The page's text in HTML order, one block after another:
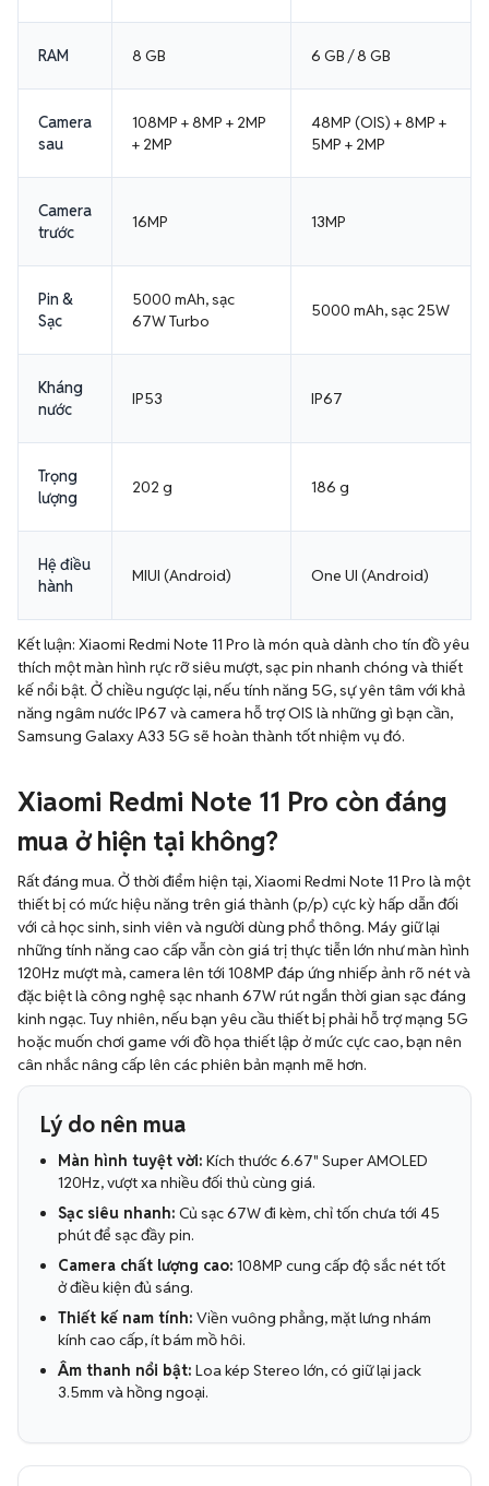
RAM 8 GB 6 GB / 8 GB
Camera
sau
108MP + 8MP + 2MP
+ 2MP
48MP (OIS) + 8MP +
5MP + 2MP
Camera
trước
16MP 13MP
Pin &
Sạc
5000 mAh, sạc
67W Turbo
5000 mAh, sạc 25W
Kháng
nước
IP53 IP67
Trọng
lượng
202 g 186 g
Hệ điều
hành
MIUI (Android) One UI (Android)
Kết luận: Xiaomi Redmi Note 11 Pro là món quà dành cho tín đồ yêu
thích một màn hình rực rỡ siêu mượt, sạc pin nhanh chóng và thiết
kế nổi bật. Ở chiều ngược lại, nếu tính năng 5G, sự yên tâm với khả
năng ngâm nước IP67 và camera hỗ trợ OIS là những gì bạn cần,
Samsung Galaxy A33 5G sẽ hoàn thành tốt nhiệm vụ đó.
Xiaomi Redmi Note 11 Pro còn đáng
mua ở hiện tại không?
Rất đáng mua. Ở thời điểm hiện tại, Xiaomi Redmi Note 11 Pro là một
thiết bị có mức hiệu năng trên giá thành (p/p) cực kỳ hấp dẫn đối
với cả học sinh, sinh viên và người dùng phổ thông. Máy giữ lại
những tính năng cao cấp vẫn còn giá trị thực tiễn lớn như màn hình
120Hz mượt mà, camera lên tới 108MP đáp ứng nhiếp ảnh rõ nét và
đặc biệt là công nghệ sạc nhanh 67W rút ngắn thời gian sạc đáng
kinh ngạc. Tuy nhiên, nếu bạn yêu cầu thiết bị phải hỗ trợ mạng 5G
hoặc muốn chơi game với đồ họa thiết lập ở mức cực cao, bạn nên
cân nhắc nâng cấp lên các phiên bản mạnh mẽ hơn.
Lý do nên mua
Màn hình tuyệt vời: Kích thước 6.67" Super AMOLED
120Hz, vượt xa nhiều đối thủ cùng giá.
Sạc siêu nhanh: Củ sạc 67W đi kèm, chỉ tốn chưa tới 45
phút để sạc đầy pin.
Camera chất lượng cao: 108MP cung cấp độ sắc nét tốt
ở điều kiện đủ sáng.
Thiết kế nam tính: Viền vuông phẳng, mặt lưng nhám
kính cao cấp, ít bám mồ hôi.
Âm thanh nổi bật: Loa kép Stereo lớn, có giữ lại jack
3.5mm và hồng ngoại.